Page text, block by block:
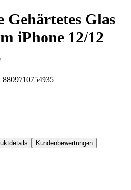
Gehärtetes Glas
iPhone 12/12
8809710754935
Kundenbewertungen